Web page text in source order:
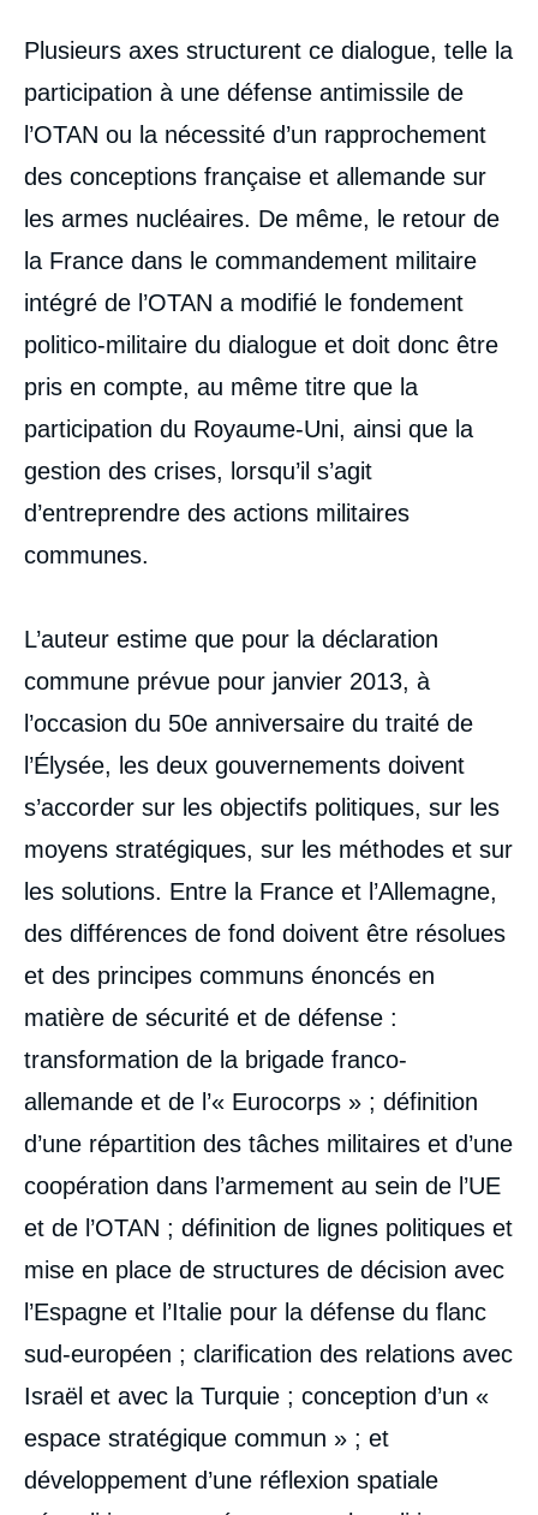
Corps
analyses
Plusieurs axes structurent ce dialogue, telle la
participation à une défense antimissile de
l’OTAN ou la nécessité d’un rapprochement
des conceptions française et allemande sur
les armes nucléaires. De même, le retour de
la France dans le commandement militaire
intégré de l’OTAN a modifié le fondement
politico-militaire du dialogue et doit donc être
pris en compte, au même titre que la
participation du Royaume-Uni, ainsi que la
gestion des crises, lorsqu’il s’agit
d’entreprendre des actions militaires
communes.
L’auteur estime que pour la déclaration
commune prévue pour janvier 2013, à
l’occasion du 50e anniversaire du traité de
l’Élysée, les deux gouvernements doivent
s’accorder sur les objectifs politiques, sur les
moyens stratégiques, sur les méthodes et sur
les solutions. Entre la France et l’Allemagne,
des différences de fond doivent être résolues
et des principes communs énoncés en
matière de sécurité et de défense :
transformation de la brigade franco-
allemande et de l’« Eurocorps » ; définition
d’une répartition des tâches militaires et d’une
coopération dans l’armement au sein de l’UE
et de l’OTAN ; définition de lignes politiques et
mise en place de structures de décision avec
l’Espagne et l’Italie pour la défense du flanc
sud-européen ; clarification des relations avec
Israël et avec la Turquie ; conception d’un «
espace stratégique commun » ; et
développement d’une réflexion spatiale